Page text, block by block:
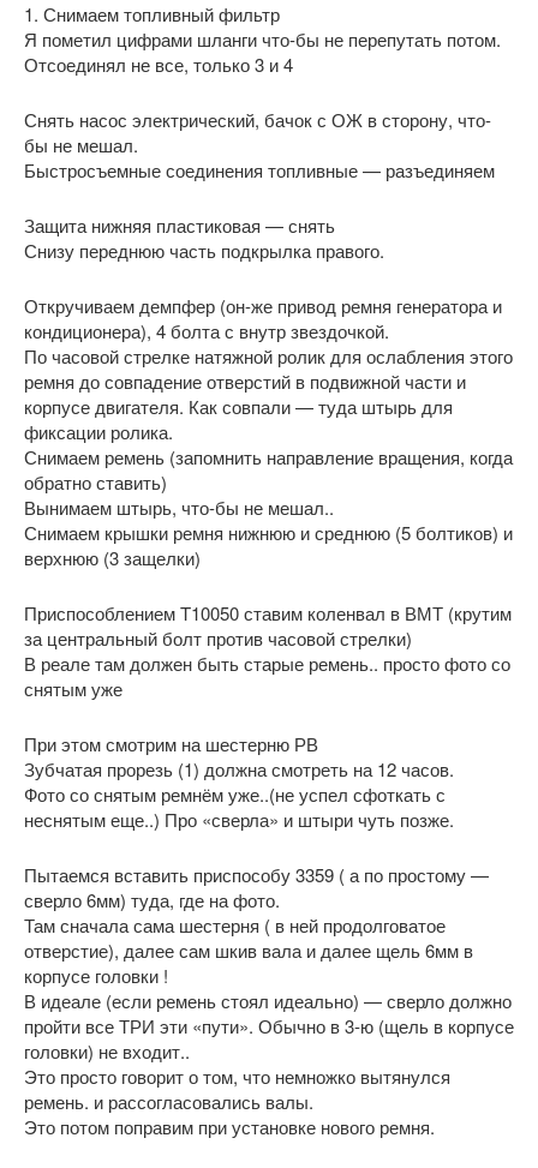
1. Снимаем топливный фильтр
Я пометил цифрами шланги что-бы не перепутать потом.
Отсоединял не все, только 3 и 4
Снять насос электрический, бачок с ОЖ в сторону, что-
бы не мешал.
Быстросъемные соединения топливные — разъединяем
Защита нижняя пластиковая — снять
Снизу переднюю часть подкрылка правого.
Откручиваем демпфер (он-же привод ремня генератора и
кондиционера), 4 болта с внутр звездочкой.
По часовой стрелке натяжной ролик для ослабления этого
ремня до совпадение отверстий в подвижной части и
корпусе двигателя. Как совпали — туда штырь для
фиксации ролика.
Снимаем ремень (запомнить направление вращения, когда
обратно ставить)
Вынимаем штырь, что-бы не мешал..
Снимаем крышки ремня нижнюю и среднюю (5 болтиков) и
верхнюю (3 защелки)
Приспособлением T10050 ставим коленвал в ВМТ (крутим
за центральный болт против часовой стрелки)
В реале там должен быть старые ремень.. просто фото со
снятым уже
При этом смотрим на шестерню РВ
Зубчатая прорезь (1) должна смотреть на 12 часов.
Фото со снятым ремнём уже..(не успел сфоткать с
неснятым еще..) Про «сверла» и штыри чуть позже.
Пытаемся вставить приспособу 3359 ( а по простому —
сверло 6мм) туда, где на фото.
Там сначала сама шестерня ( в ней продолговатое
отверстие), далее сам шкив вала и далее щель 6мм в
корпусе головки !
В идеале (если ремень стоял идеально) — сверло должно
пройти все ТРИ эти «пути». Обычно в 3-ю (щель в корпусе
головки) не входит..
Это просто говорит о том, что немножко вытянулся
ремень. и рассогласовались валы.
Это потом поправим при установке нового ремня.